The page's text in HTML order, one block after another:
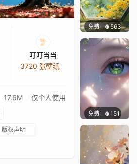
叮叮当当
3720 张壁纸
17.6M 仅个人使用
版权声明
免费 563渔小小
免费 151星梦